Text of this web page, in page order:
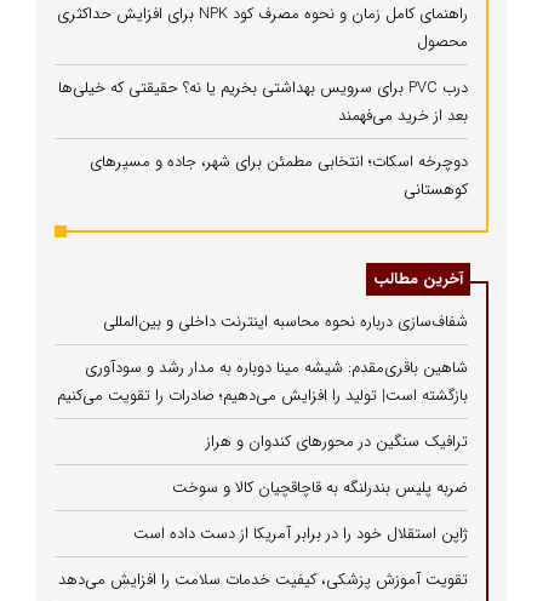
راهنمای کامل زمان و نحوه مصرف کود NPK برای افزایش حداکثری
محصول
درب PVC برای سرویس بهداشتی بخریم یا نه؟ حقیقتی که خیلی‌ها
بعد از خرید می‌فهمند
دوچرخه اسکات؛ انتخابی مطمئن برای شهر، جاده و مسیرهای
کوهستانی
آخرین مطالب
شفاف‌سازی درباره نحوه محاسبه اینترنت داخلی و بین‌المللی
شاهین باقری‌مقدم: شیشه مینا دوباره به مدار رشد و سودآوری
بازگشته است| تولید را افزایش می‌دهیم؛ صادرات را تقویت می‌کنیم
ترافیک سنگین در محورهای کندوان و هراز
ضربه پلیس بندرلنگه به قاچاقچیان کالا و سوخت
ژاپن استقلال خود را در برابر آمریکا از دست داده است
تقویت آموزش پزشکی، کیفیت خدمات سلامت را افزایش می‌دهد